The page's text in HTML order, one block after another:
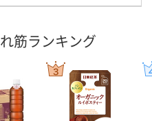
筋ランキング